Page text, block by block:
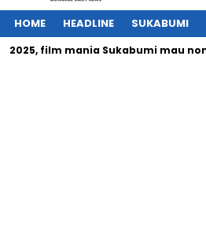
HOME HEADLINE SUKABUMI
film mania Sukabumi mau nonton?